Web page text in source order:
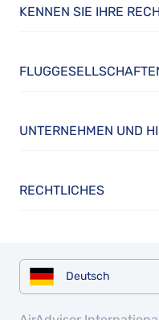
KENNEN SIE IHRE
UNTERNEHMEN UND
RECHTLICHES
Deutsch